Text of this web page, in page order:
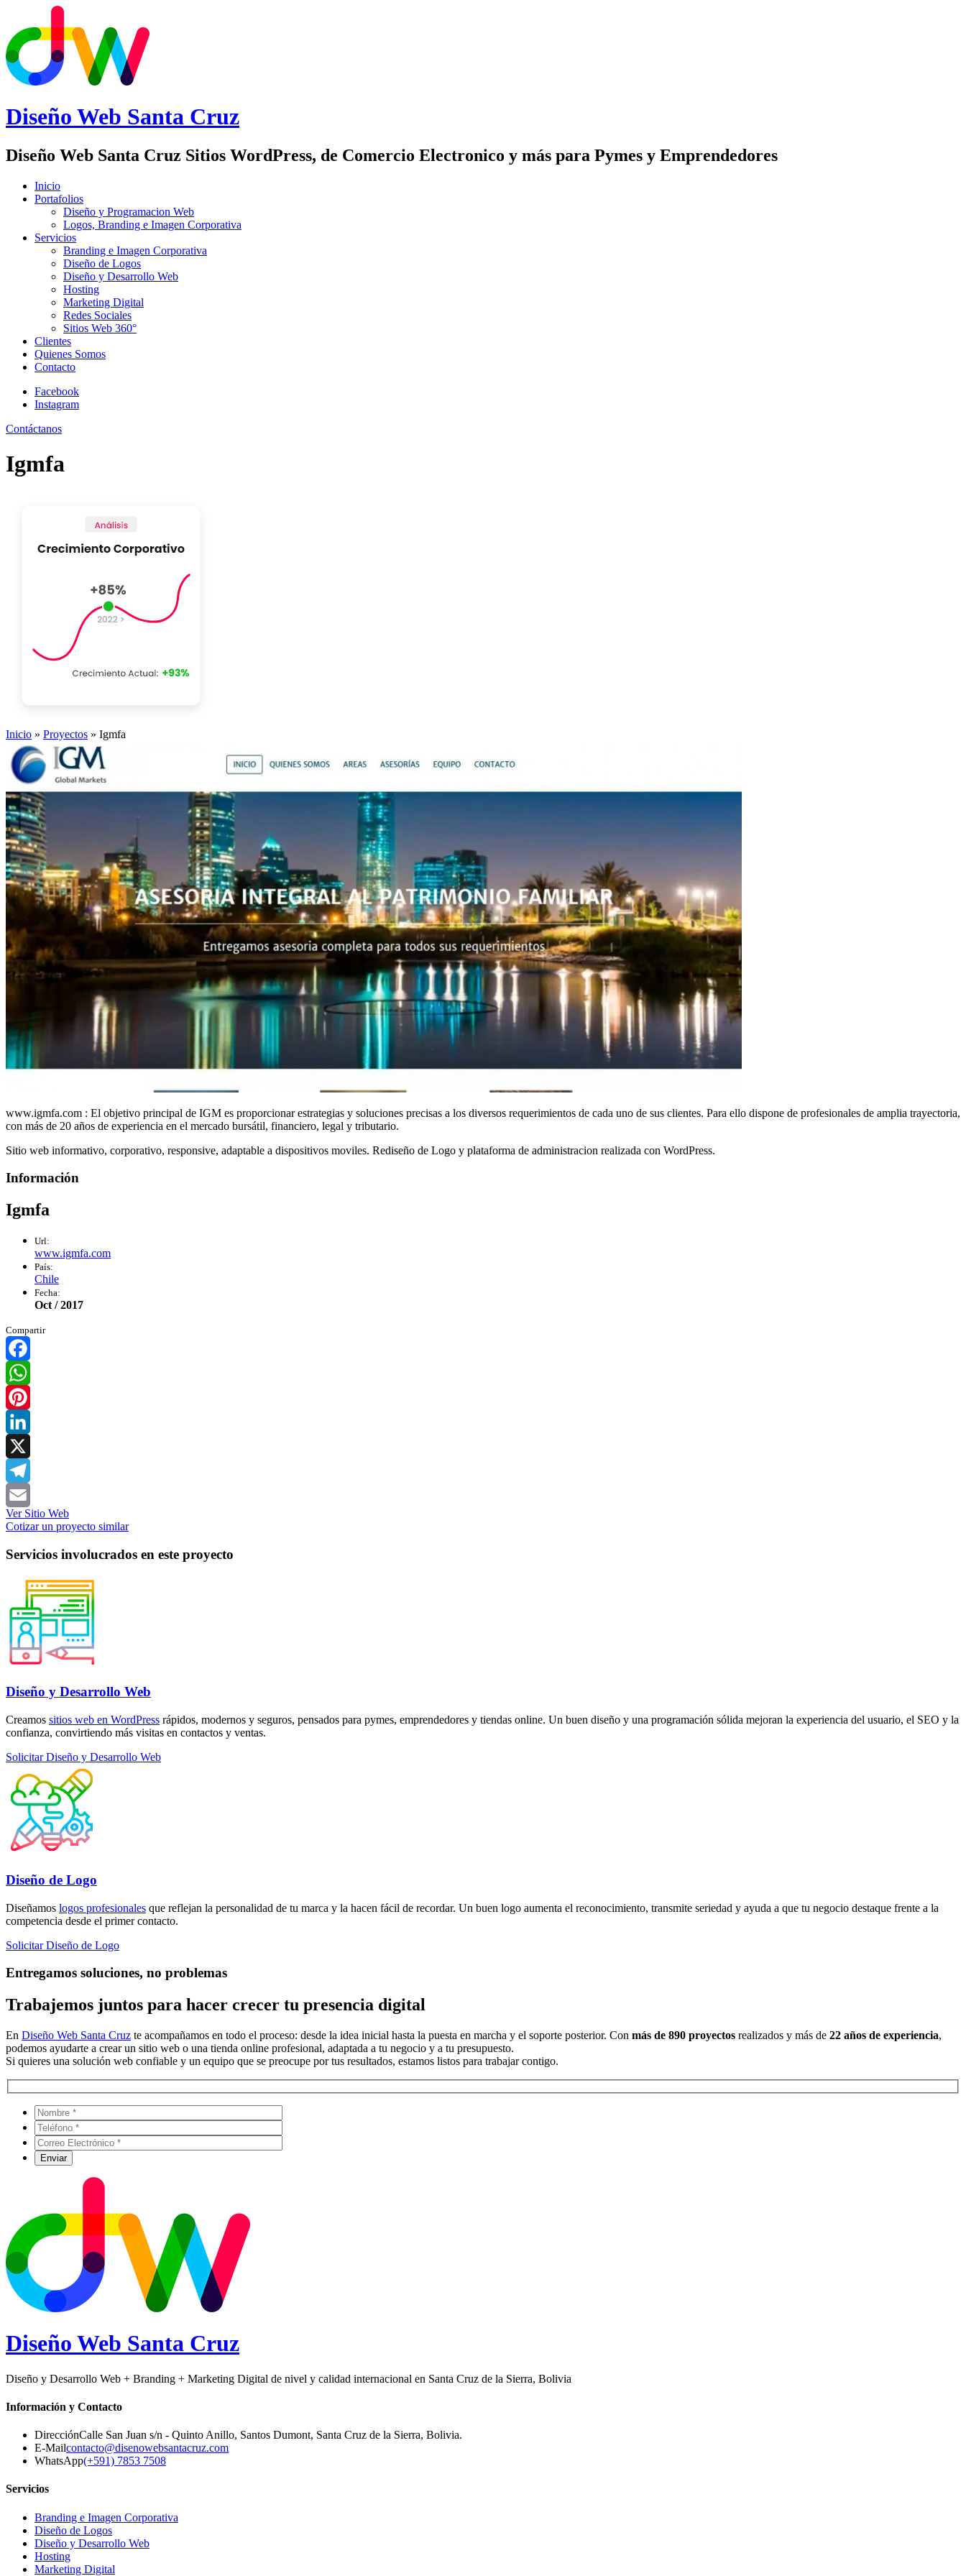
Diseño Web Santa Cruz
Diseño Web Santa Cruz Sitios WordPress, de Comercio Electronico y más para Pymes y Emprendedores
Inicio
Portafolios
Diseño y Programacion Web
Logos, Branding e Imagen Corporativa
Servicios
Branding e Imagen Corporativa
Diseño de Logos
Diseño y Desarrollo Web
Hosting
Marketing Digital
Redes Sociales
Sitios Web 360°
Clientes
Quienes Somos
Contacto
Facebook
Instagram
Contáctanos
Igmfa
Inicio » Proyectos » Igmfa
www.igmfa.com : El objetivo principal de IGM es proporcionar estrategias y soluciones precisas a los diversos requerimientos de cada uno de sus clientes. Para ello dispone de profesionales de amplia trayectoria,
con más de 20 años de experiencia en el mercado bursátil, financiero, legal y tributario.
Sitio web informativo, corporativo, responsive, adaptable a dispositivos moviles. Rediseño de Logo y plataforma de administracion realizada con WordPress.
Información
Igmfa
Url:
www.igmfa.com
País:
Chile
Fecha:
Oct / 2017
Compartir
Facebook
WhatsApp
Pinterest
LinkedIn
X
Telegram
Email
Ver Sitio Web
Cotizar un proyecto similar
Servicios involucrados en este proyecto
Diseño y Desarrollo Web
Creamos sitios web en WordPress rápidos, modernos y seguros, pensados para pymes, emprendedores y tiendas online. Un buen diseño y una programación sólida mejoran la experiencia del usuario, el SEO y la
confianza, convirtiendo más visitas en contactos y ventas.
Solicitar Diseño y Desarrollo Web
Diseño de Logo
Diseñamos logos profesionales que reflejan la personalidad de tu marca y la hacen fácil de recordar. Un buen logo aumenta el reconocimiento, transmite seriedad y ayuda a que tu negocio destaque frente a la
competencia desde el primer contacto.
Solicitar Diseño de Logo
Entregamos soluciones, no problemas
Trabajemos juntos para hacer crecer tu presencia digital
En Diseño Web Santa Cruz te acompañamos en todo el proceso: desde la idea inicial hasta la puesta en marcha y el soporte posterior. Con más de 890 proyectos realizados y más de 22 años de experiencia,
podemos ayudarte a crear un sitio web o una tienda online profesional, adaptada a tu negocio y a tu presupuesto.
Si quieres una solución web confiable y un equipo que se preocupe por tus resultados, estamos listos para trabajar contigo.
Diseño Web Santa Cruz
Diseño y Desarrollo Web + Branding + Marketing Digital de nivel y calidad internacional en Santa Cruz de la Sierra, Bolivia
Información y Contacto
DirecciónCalle San Juan s/n - Quinto Anillo, Santos Dumont, Santa Cruz de la Sierra, Bolivia.
E-Mailcontacto@disenowebsantacruz.com
WhatsApp(+591) 7853 7508
Servicios
Branding e Imagen Corporativa
Diseño de Logos
Diseño y Desarrollo Web
Hosting
Marketing Digital